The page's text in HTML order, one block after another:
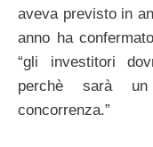
aveva previsto in
anno ha
“gli investitori
perchè sarà un
concorrenza.”